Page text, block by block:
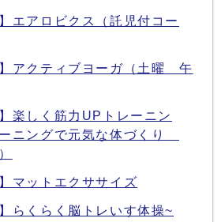
エアロビクス（託児付コー
】アクティブヨーガ（土曜 午
楽しく筋力UPトレーニン
ニングで元気な体づくり
マットエクササイズ
らくらく脳トレいす体操~